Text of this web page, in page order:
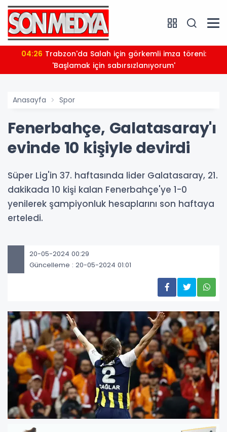
04:26
'Başlamak için sabırsızlanıyorum'
Anasayfa Spor
Fenerbahçe, Galatasaray'ı
evinde 10 kişiyle devirdi
Süper Lig'in 37. haftasında lider Galatasaray, 21.
dakikada 10 kişi kalan Fenerbahçe'ye 1-0
yenilerek şampiyonluk hesaplarını son haftaya
erteledi.
20-05-2024 00:29
Güncelleme : 20-05-2024 01:01